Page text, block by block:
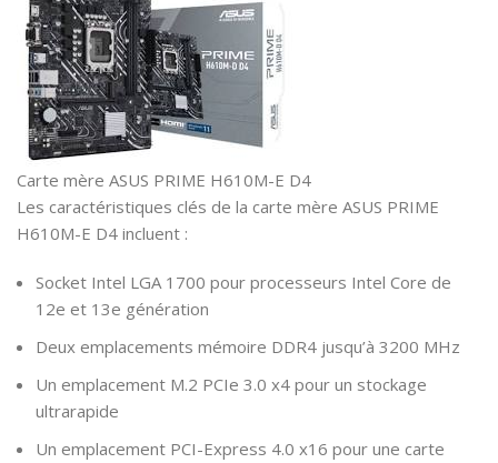
Carte mère ASUS PRIME H610M-E D4
Les caractéristiques clés de la carte mère ASUS PRIME
H610M-E D4 incluent :
Socket Intel LGA 1700 pour processeurs Intel Core de
12e et 13e génération
Deux emplacements mémoire DDR4 jusqu’à 3200 MHz
Un emplacement M.2 PCIe 3.0 x4 pour un stockage
ultrarapide
Un emplacement PCI-Express 4.0 x16 pour une carte